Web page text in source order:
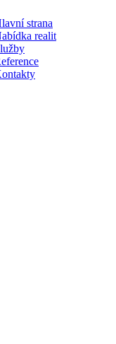
strana
realit